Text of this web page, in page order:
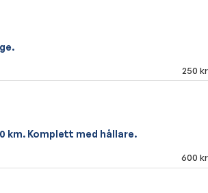
250 kr
km. Komplett med hållare.
600 kr